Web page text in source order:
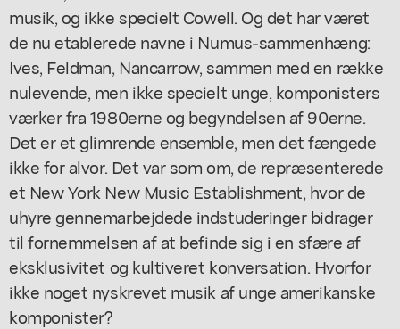
musik, og ikke specielt Cowell. Og det har været
de nu etablerede navne i Numus-sammenhæng:
Ives, Feldman, Nancarrow, sammen med en række
nulevende, men ikke specielt unge, komponisters
værker fra 1980erne og begyndelsen af 90erne.
Det er et glimrende ensemble, men det fængede
ikke for alvor. Det var som om, de repræsenterede
et New York New Music Establishment, hvor de
uhyre gennemarbejdede indstuderinger bidrager
til fornemmelsen af at befinde sig i en sfære af
eksklusivitet og kultiveret konversation. Hvorfor
ikke noget nyskrevet musik af unge amerikanske
komponister?